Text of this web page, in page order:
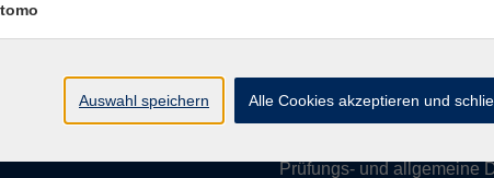
Mi9-12 Uhr
Do & Frgeschlossen
Prüfungs- und allgemeine
Auswahl speichern Alle Cookies akzeptieren und